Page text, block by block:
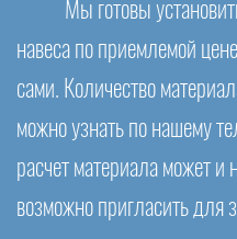
Мы готовы
навеса по приемлемой
сами. Количество
можно узнать по нашему
расчет материала может и
возможно пригласить для